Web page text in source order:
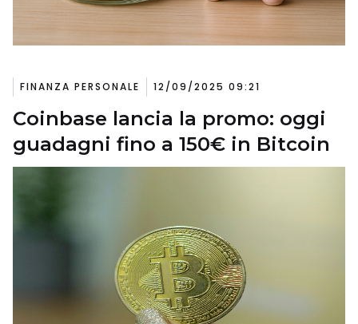
FINANZA PERSONALE 12/09/2025 09:21
Coinbase lancia la promo: oggi
guadagni fino a 150€ in Bitcoin